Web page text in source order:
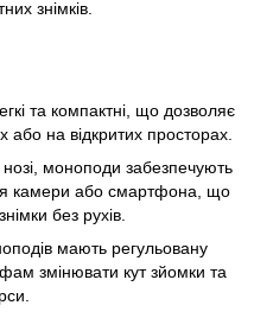
знімків.
та компактні, що дозволяє
або на відкритих просторах.
моноподи забезпечують
камери або смартфона, що
без рухів.
мають регульовану
змінювати кут зйомки та